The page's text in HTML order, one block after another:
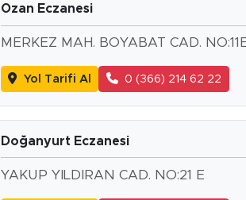
Ozan Eczanesi
MERKEZ MAH. BOYABAT CAD.
Yol Tarifi Al 0 (366) 214 62 22
Doğanyurt Eczanesi
YAKUP YILDIRAN CAD. NO:21 E